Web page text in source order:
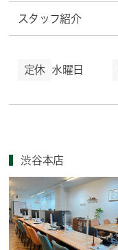
スタッフ紹介
定休 水曜日
渋谷本店